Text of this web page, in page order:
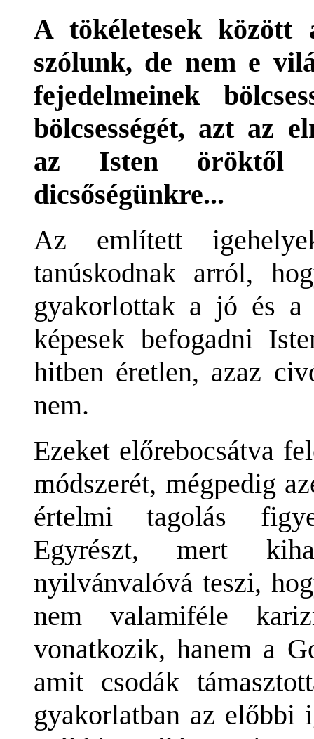
A tökéletesek között
szólunk, de nem e
fejedelmeinek
bölcsességét, azt az
az Isten öröktől
dicsőségünkre...
Az említett
tanúskodnak arról,
gyakorlottak a jó és a
képesek befogadni
hitben éretlen, azaz
nem.
Ezeket előrebocsátva
módszerét, mégpedig
értelmi tagolás
Egyrészt, mert
nyilvánvalóvá teszi,
nem valamiféle
vonatkozik, hanem a
amit csodák
gyakorlatban az előbbi